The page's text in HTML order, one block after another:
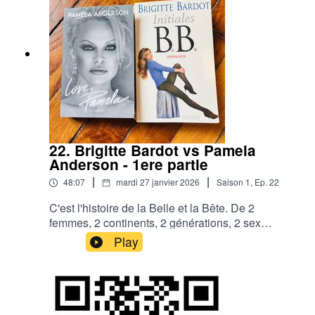
22. Brigitte Bardot vs Pamela
Anderson - 1ere partie
48:07 | mardi 27 janvier 2026 | Saison 1, Ep. 22
C'est l'histoire de la Belle et la Bête. De 2
femmes, 2 continents, 2 générations, 2 sex
symbols scandaleuses. Libérées des carcans
sociaux mais broyées par la passion des
célébrité, elles ont choisi de mettre leur pouvoir
incandescent de séduction au service d'une
cause animale qui leur doit beaucoup.
Play